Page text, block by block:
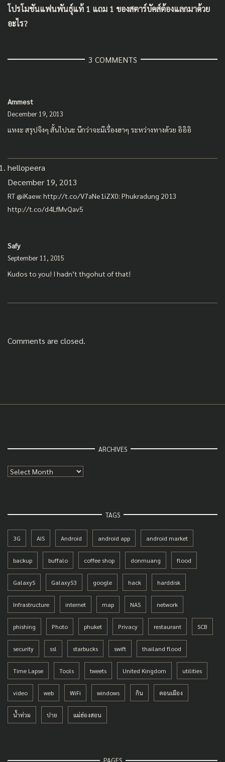
โปรโมชันแฟนพันธุ์แท้ 1 แถม 1 ของสตาร์บัคส์ต้องแลกมาด้วย
อะไร?
3 COMMENTS
Ammest
December 19, 2013
แหงะ สรุปจิงๆ สั้นไปนะ นึกว่าจะมีเรื่องฮาๆ ระหว่างทางด้วย อิอิอิ
hellopeera
December 19, 2013
RT @iKaew: http://t.co/V7aNe1iZX0: Phukradung 2013
http://t.co/d4LfMvQav5
Safy
September 11, 2015
Kudos to you! I hadn’t thgohut of that!
Comments are closed.
ARCHIVES
Archives
TAGS
3G AIS Android android app android market
backup buffalo coffee shop donmuang flood
GalaxyS GalaxyS3 google hack harddisk
Infrastructure internet map NAS network
phishing Photo phuket Privacy restaurant SCB
security ssl starbucks swift thailand flood
Time Lapse Tools tweets United Kingdom utilities
video web WiFi windows กิน ดอนเมือง
น้ำท่วม ปาย แม่ฮ่องสอน